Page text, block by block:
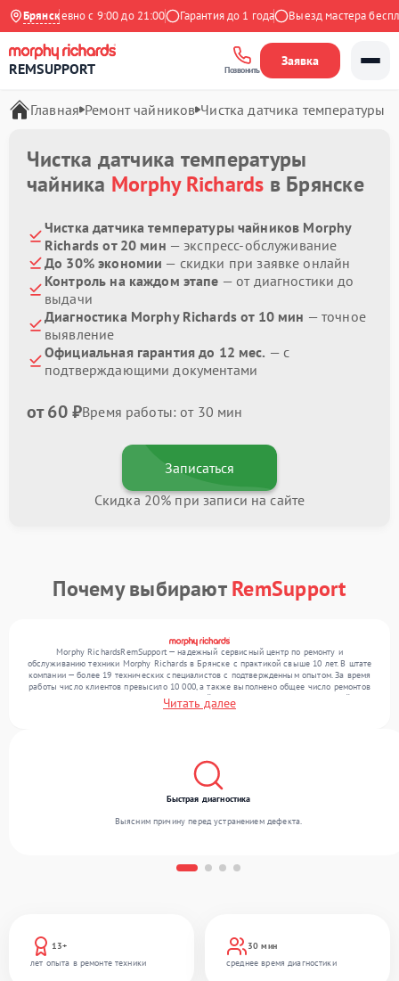
Брянск
Ежедневно с 9:00 до 21:00 Гарантия до 1 года Выезд мастера
REMSUPPORT Позвонить
Заявка
Главная Ремонт чайников Чистка датчика температуры
Чистка датчика температуры
чайника Morphy Richards в Брянске
Чистка датчика температуры чайников Morphy
Richards от 20 мин — экспресс-обслуживание
До 30% экономии — скидки при заявке онлайн
Контроль на каждом этапе — от диагностики до
выдачи
Диагностика Morphy Richards от 10 мин — точное
выявление
Официальная гарантия до 12 мес. — с
подтверждающими документами
от 60 ₽Время работы: от 30 мин
Записаться
Скидка 20% при записи на сайте
Почему выбираютRemSupport
Morphy RichardsRemSupport — надежный сервисный центр по ремонту и
обслуживанию техники Morphy Richards в Брянске с практикой свыше 10 лет. В штате
компании — более 19 технических специалистов с подтвержденным опытом. За время
работы число клиентов превысило 10 000, а также выполнено общее число ремонтов
превысило 12 000. Ежемесячно в сервисный центр поступает более 300 устройств,
включая , , . Мы работаем с широким спектром неисправностей и обеспечиваем
Читать далее
13+
лет опыта в ремонте техники
30 мин
среднее время диагностики
Быстрая диагностика
Выясним причину перед устранением дефекта.